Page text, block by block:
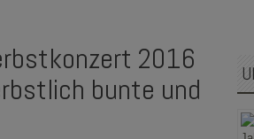
2016
bunte und